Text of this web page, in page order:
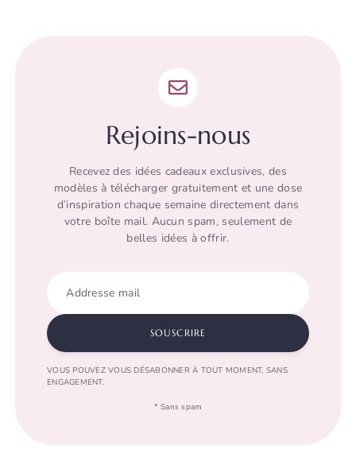
Rejoins-nous
Recevez des idées cadeaux exclusives, des
modèles à télécharger gratuitement et une dose
d’inspiration chaque semaine directement dans
votre boîte mail. Aucun spam, seulement de
belles idées à offrir.
Addresse mail
SOUSCRIRE
VOUS POUVEZ VOUS DÉSABONNER À TOUT MOMENT, SANS
ENGAGEMENT.
* Sans spam